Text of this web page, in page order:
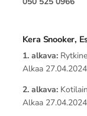
Kera Snooker,
1. alkava:
Alkaa
2. alkava:
Alkaa